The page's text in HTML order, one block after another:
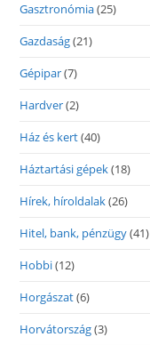
Gasztronómia(25)
Gazdaság(21)
Gépipar(7)
Hardver(2)
Ház és kert(40)
Háztartási gépek(18)
Hírek, híroldalak(26)
Hitel, bank, pénzügy(41)
Hobbi(12)
Horgászat(6)
Horvátország(3)